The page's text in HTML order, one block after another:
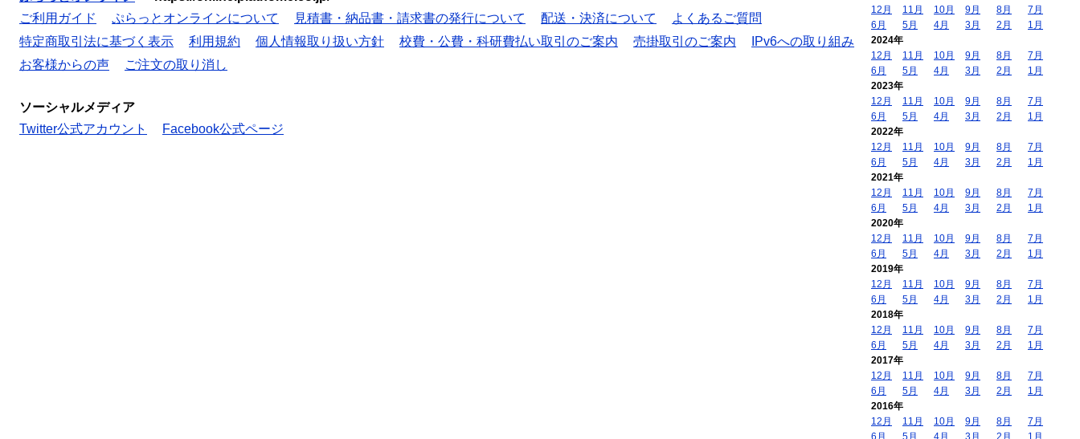
ご利用ガイド
ぷらっとオンラインについて 見積書・納品書・請求書の発行について 配送・決済について
よくあるご質問
特定商取引法に基づく表示
利用規約 個人情報取り扱い方針 校費・公費・科研費払い取引のご案内 売掛取引のご案内
IPv6への取り組み
お客様からの声
ご注文の取り消し
ソーシャルメディア
Twitter公式アカウント
Facebook公式ページ
12月
11月 10月 9月 8月
7月
6月
5月 4月 3月 2月
1月
2024年
12月
11月 10月 9月 8月
7月
6月
5月 4月 3月 2月
1月
2023年
12月
11月 10月 9月 8月
7月
6月
5月 4月 3月 2月
1月
2022年
12月
11月 10月 9月 8月
7月
6月
5月 4月 3月 2月
1月
2021年
12月
11月 10月 9月 8月
7月
6月
5月 4月 3月 2月
1月
2020年
12月
11月 10月 9月 8月
7月
6月
5月 4月 3月 2月
1月
2019年
12月
11月 10月 9月 8月
7月
6月
5月 4月 3月 2月
1月
2018年
12月
11月 10月 9月 8月
7月
6月
5月 4月 3月 2月
1月
2017年
12月
11月 10月 9月 8月
7月
6月
5月 4月 3月 2月
1月
2016年
12月
11月 10月 9月 8月
7月
6月
5月 4月 3月 2月 1月